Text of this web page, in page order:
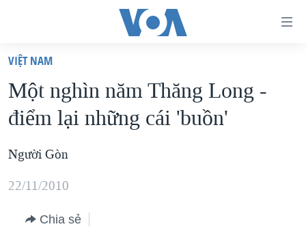
truy
cập
Tới
dung
chính
VIỆT NAM
HOA KỲ
BIỂN ĐÔNG
DIỄN ĐÀN
VIỆT NAM
Một nghìn năm Thăng Long -
điểm lại những cái 'buồn'
Người Gòn
22/11/2010
Chia sẻ